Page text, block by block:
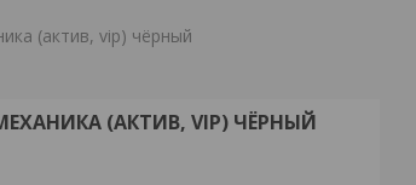
(актив, vip) чёрный
(АКТИВ, VIP) ЧЁРНЫЙ